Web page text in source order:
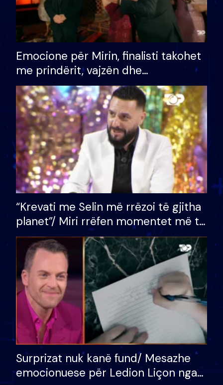
Emocione për Mirin, finalisti takohet
me prindërit, vajzën dhe
bashkëshorten: S’kemi ndonjë letër
divorci apo jo?
“Krevati me Selin më rrëzoi të gjitha
planet”/ Miri rrëfen momentet më të
bukura në shtëpinë e BB VIP: Do më
mungojë zilja e mëngjesit kur…
Surprizat nuk kanë fund/ Mesazhe
emocionuese për Ledion Liçon nga